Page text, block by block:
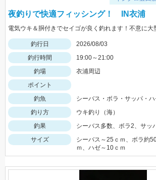
夜釣りで快適フィッシング！ IN衣浦
釣行日
2026/08/03
釣行時間
19:00～21:00
釣場
衣浦周辺
ポイント
釣魚
シーバス・ボラ・サッパ・
釣り方
ウキ釣り（海）
釣果
シーバス多数、ボラ2、サッ
サイズ
シーバス～25ｃｍ、ボラ約
ｍ、ハゼ～10ｃｍ